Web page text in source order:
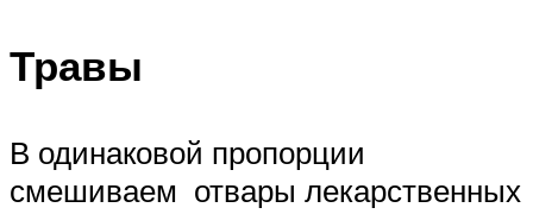
Травы
В одинаковой пропорции
смешиваем отвары лекарственных